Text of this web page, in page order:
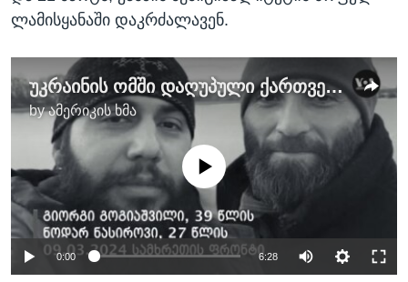
ლამისყანაში დაკრძალავენ.
უკრაინის ომში დაღუპული ქართველები 2014-2024
byამერიკის ხმა
No media source currently available
0:00 6:28